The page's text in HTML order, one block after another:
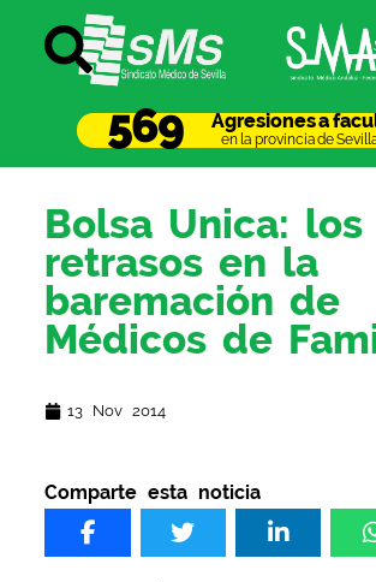
Agresiones a
en la provincia de
569
Bolsa Unica: los
retrasos en la
baremación de
Médicos de
13 Nov 2014
Comparte esta noticia